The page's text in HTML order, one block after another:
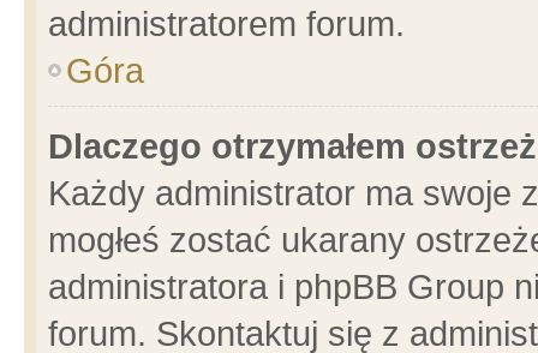
administratorem forum.
Góra
Dlaczego otrzymałem
Każdy administrator ma swoje
mogłeś zostać ukarany
administratora i phpBB Group
forum. Skontaktuj się z